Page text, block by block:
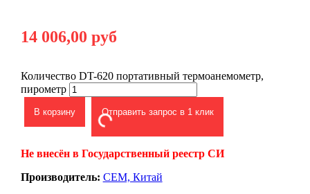
14 006,00 руб
Количество DT-620 портативный термоанемометр,
пирометр
В корзину Отправить запрос в 1 клик
Не внесён в Государственный реестр СИ
Производитель: CEM, Китай